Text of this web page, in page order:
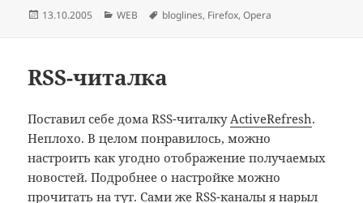
Опубликовано
13.10.2005 Рубрики
WEB Метки
bloglines, Firefox,Opera
RSS-читалка
Поставил себе дома RSS-читалкуActiveRefresh.
Неплохо. В целом понравилось, можно
настроить как угодно отображение получаемых
новостей. Подробнее о настройке можно
прочитать натут. Сами же RSS-каналы я нарыл